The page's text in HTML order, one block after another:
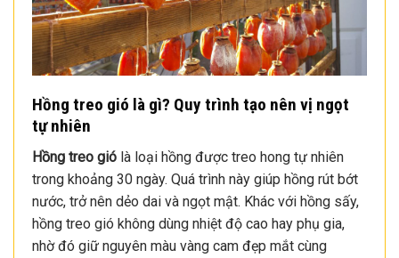
Hồng treo gió là gì? Quy trình tạo nên vị ngọt
tự nhiên
Hồng treo gió là loại hồng được treo hong tự nhiên
trong khoảng 30 ngày. Quá trình này giúp hồng rút bớt
nước, trở nên dẻo dai và ngọt mật. Khác với hồng sấy,
hồng treo gió không dùng nhiệt độ cao hay phụ gia,
nhờ đó giữ nguyên màu vàng cam đẹp mắt cùng